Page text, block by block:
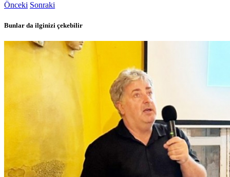
Önceki Sonraki
Bunlar da ilginizi çekebilir